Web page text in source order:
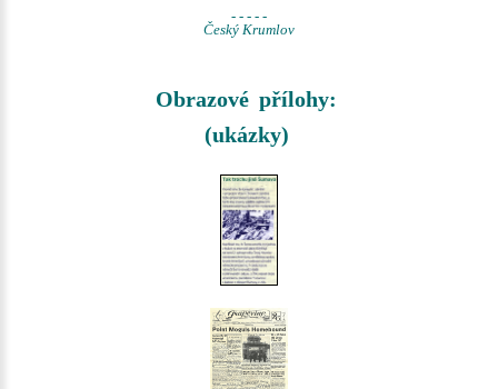
- - - - -
Český Krumlov
Obrazové přílohy:
(ukázky)